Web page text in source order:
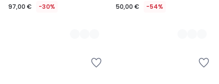
97,00 € -30% 50,00 € -54%